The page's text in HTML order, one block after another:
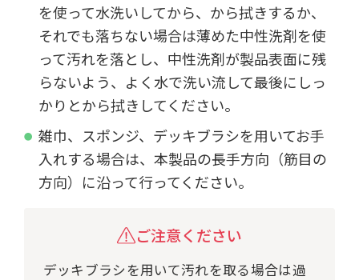
を使って水洗いしてから、から拭きするか、
それでも落ちない場合は薄めた中性洗剤を使
って汚れを落とし、中性洗剤が製品表面に残
らないよう、よく水で洗い流して最後にしっ
かりとから拭きしてください。
雑巾、スポンジ、デッキブラシを用いてお手
入れする場合は、本製品の長手方向（筋目の
方向）に沿って行ってください。
ご注意ください
デッキブラシを用いて汚れを取る場合は過